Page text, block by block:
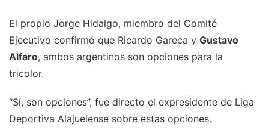
El propio Jorge Hidalgo, miembro del Comité
Ejecutivo confirmó que Ricardo Gareca y Gustavo
Alfaro, ambos argentinos son opciones para la
tricolor.
“Sí, son opciones”, fue directo el expresidente de Liga
Deportiva Alajuelense sobre estas opciones.